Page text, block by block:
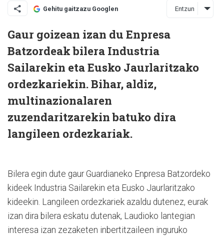
Gehitu gaitzazu Googlen Entzun
Gaur goizean izan du Enpresa
Batzordeak bilera Industria
Sailarekin eta Eusko Jaurlaritzako
ordezkariekin. Bihar, aldiz,
multinazionalaren
zuzendaritzarekin batuko dira
langileen ordezkariak.
Bilera egin dute gaur Guardianeko Enpresa Batzordeko
kideek Industria Sailarekin eta Eusko Jaurlaritzako
kideekin. Langileen ordezkariek azaldu dutenez, eurak
izan dira bilera eskatu dutenak, Laudioko lantegian
interesa izan zezaketen inbertitzaileen inguruko